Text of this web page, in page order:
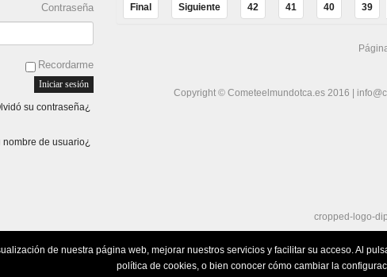
39
40
41
42
Siguiente
Final
Contraseña
Recordarme
¿Olvidó su contraseña?
¿Olvidó su nombre de usuario?
Copyright © Cometeelmundotca.es 2016
de nuestra página web, mejorar nuestros servicios y facilitar su acceso. Al
política de cookies, o bien conocer cómo cambiar la